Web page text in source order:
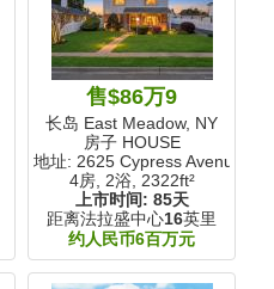
售$86万9
长岛 East Meadow, NY
房子 HOUSE
地址: 2625 Cypress Avenue
4房, 2浴, 2322ft²
上市时间: 85天
距离法拉盛中心16英里
约人民币6百万元